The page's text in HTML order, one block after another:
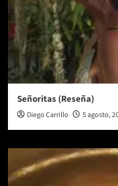
Señoritas (Reseña)
Diego Carrillo 5 agosto,